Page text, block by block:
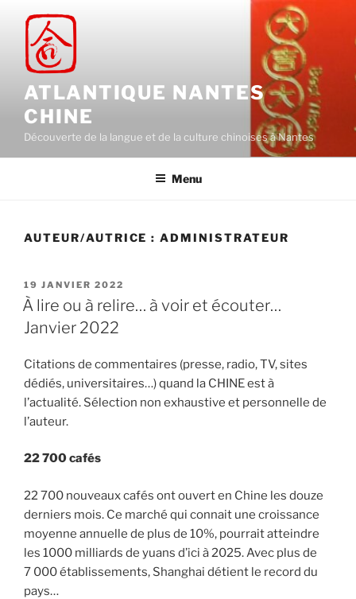
contenu
principal
ATLANTIQUE NANTES
CHINE
Découverte de la langue et de la culture chinoises à Nantes
Menu
AUTEUR/AUTRICE :ADMINISTRATEUR
PUBLIÉ
LE
19 JANVIER 2022
À lire ou à relire… à voir et écouter…
Janvier 2022
Citations de commentaires (presse, radio, TV, sites
dédiés, universitaires…) quand la CHINE est à
l’actualité. Sélection non exhaustive et personnelle de
l’auteur.
22 700 cafés
22 700 nouveaux cafés ont ouvert en Chine les douze
derniers mois. Ce marché qui connait une croissance
moyenne annuelle de plus de 10%, pourrait atteindre
les 1000 milliards de yuans d’ici à 2025. Avec plus de
7 000 établissements, Shanghai détient le record du
pays…